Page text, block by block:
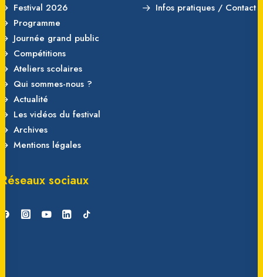
Festival 2026
Programme
Journée grand public
Compétitions
Ateliers scolaires
Qui sommes-nous ?
Actualité
Les vidéos du festival
Archives
Mentions légales
Infos pratiques / Contact
Réseaux sociaux